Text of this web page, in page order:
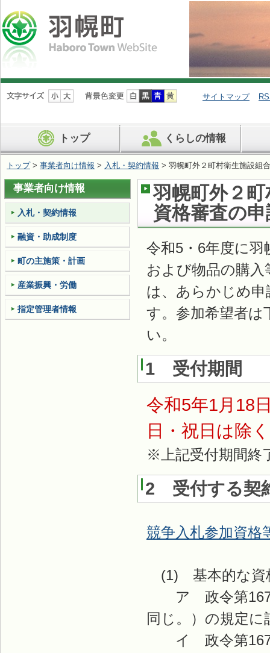
ナ
ビ
ン
を
ば
す
サイトマップ
トップ くらしの情報
トップ> 事業者向け情報 > 入札・契約情報 > 羽幌町外２町村衛生施設組
羽幌町外２
資格審査の
令和5・6年度に羽
および物品の購
は、あらかじめ
す。参加希望者は
い。
1 受付期間
令和5年1月18
日・祝日は除
※上記受付期間終
2 受付する契
競争入札参加資格
(1) 基本的な資
ア 政令第167条
同じ。）の規定
イ 政令第167条
事業者向け情報
入札・契約情報
融資・助成制度
町の主施策・計画
産業振興・労働
指定管理者情報